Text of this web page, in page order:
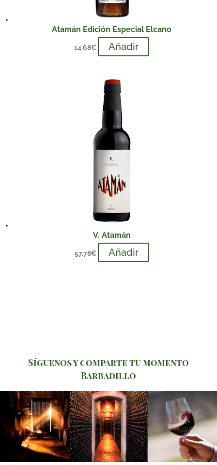
Atamán Edición Especial Elcano
14,68€ Añadir
V. Atamán
57,78€ Añadir
Síguenos y comparte tu momento
Barbadillo